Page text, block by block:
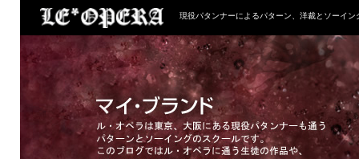
現役パタンナーによるパターン、洋裁とソーイン